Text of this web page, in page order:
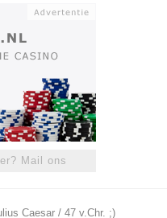
Mail ons
Caesar / 47 v.Chr. ;)